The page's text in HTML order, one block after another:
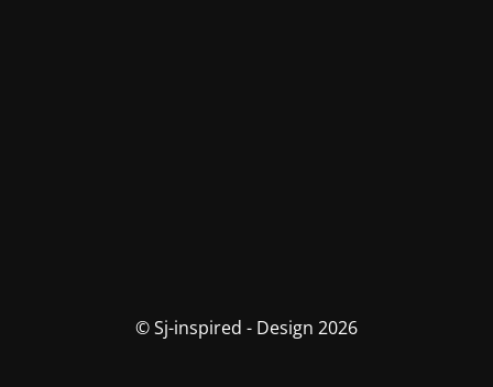
© Sj-inspired - Design 2026